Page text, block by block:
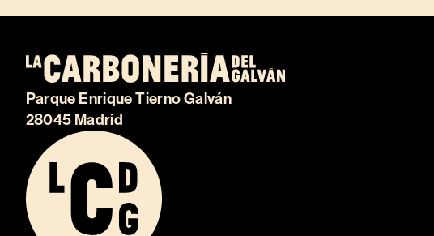
Parque Enrique Tierno Galván
28045 Madrid